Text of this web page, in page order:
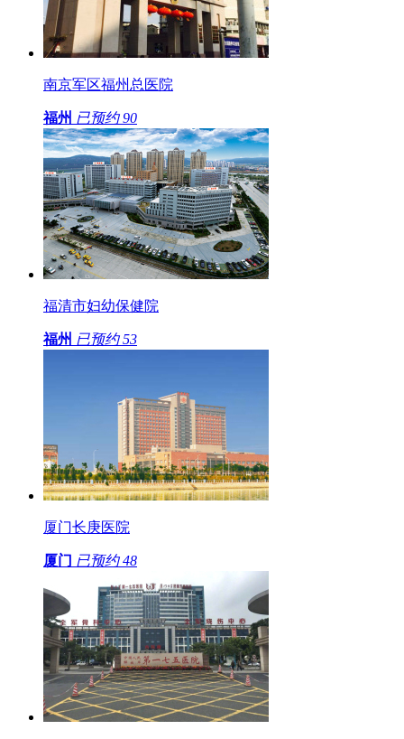
南京军区福州总医院
福州 已预约 90
福清市妇幼保健院
福州 已预约 53
厦门长庚医院
厦门 已预约 48